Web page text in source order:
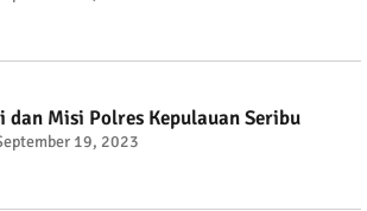
dan Misi Polres Kepulauan Seribu
19, 2023